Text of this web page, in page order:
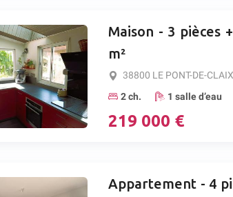
Maison - 3 pièces
m²
38800 LE PONT-DE-CLAIX
2 ch.
1 salle d’eau
219 000 €
Appartement - 4